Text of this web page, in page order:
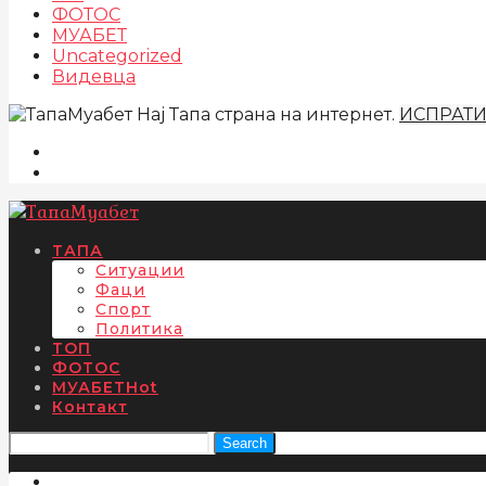
ФОТОС
МУАБЕТ
Uncategorized
Видевца
Нај Тапа страна на интернет. ИСПРАТИ
ТАПА
Ситуации
Фаци
Спорт
Политика
ТОП
ФОТОС
МУАБЕТHot
Контакт
Search